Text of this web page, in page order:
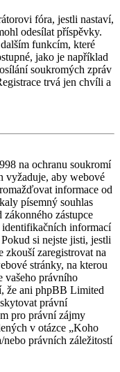
fóra, jestli nastaví,
odesílat příspěvky.
funkcím, které
jako je například
soukromých zpráv
trvá jen chvíli a
na ochranu soukromí
vyžaduje, aby webové
informace od
písemný souhlas
zástupce
informací
si nejste jisti, jestli
zkouší zaregistrovat na
stránky, na kterou
vašeho právního
že ani phpBB Limited
právní
pro právní zájmy
v otázce „Koho
nebo právních záležitostí